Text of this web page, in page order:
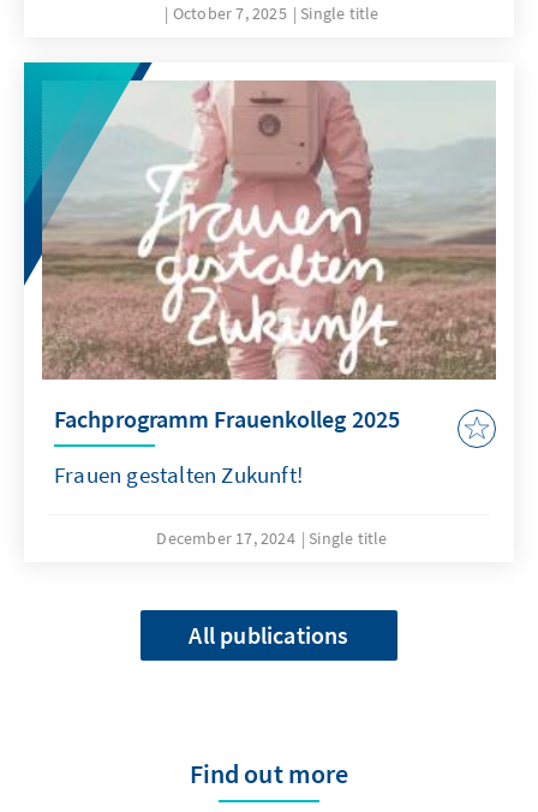
October 7, 2025
Single title
Fachprogramm Frauenkolleg 2025
Frauen gestalten Zukunft!
December 17, 2024 Single title
All publications
Find out more